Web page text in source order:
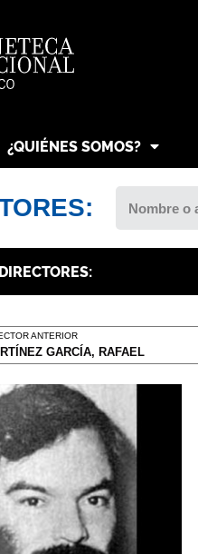
¿QUIÉNES SOMOS?
ANTERIOR
GARCÍA, RAFAEL